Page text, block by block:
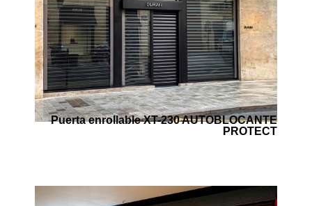
Puerta enrollable XT-230 AUTOBLOCANTE
PROTECT